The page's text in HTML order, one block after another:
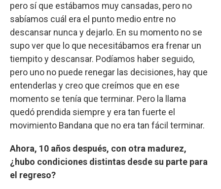
pero sí que estábamos muy cansadas, pero no
sabíamos cuál era el punto medio entre no
descansar nunca y dejarlo. En su momento no se
supo ver que lo que necesitábamos era frenar un
tiempito y descansar. Podíamos haber seguido,
pero uno no puede renegar las decisiones, hay que
entenderlas y creo que creímos que en ese
momento se tenía que terminar. Pero la llama
quedó prendida siempre y era tan fuerte el
movimiento Bandana que no era tan fácil terminar.
Ahora, 10 años después, con otra madurez,
¿hubo condiciones distintas desde su parte para
el regreso?